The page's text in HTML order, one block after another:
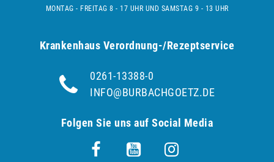
MONTAG - FREITAG 8 - 17 UHR UND SAMSTAG 9 - 13 UHR
Krankenhaus Verordnung-/Rezeptservice
0261-13388-0
INFO@BURBACHGOETZ.DE
Folgen Sie uns auf Social Media